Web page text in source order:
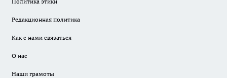
Редакционная политика
Как с нами связаться
О нас
Наши грамоты